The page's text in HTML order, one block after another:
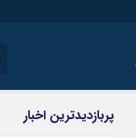
راه اندازی سایت و
های خبری و
پربازدیدترین اخبار